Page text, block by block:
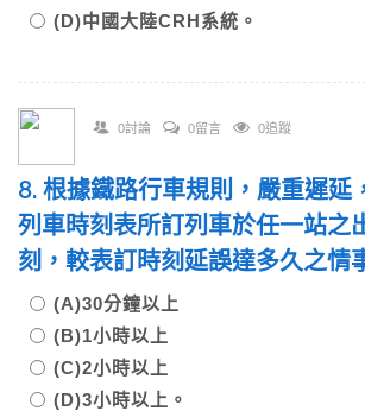
(D)中國大陸CRH系統。
0討論 0留言 0追蹤
8. 根據鐵路行車規則，嚴重遲延
列車時刻表所訂列車於任一站之
刻，較表訂時刻延誤達多久之情
(A)30分鐘以上
(B)1小時以上
(C)2小時以上
(D)3小時以上。